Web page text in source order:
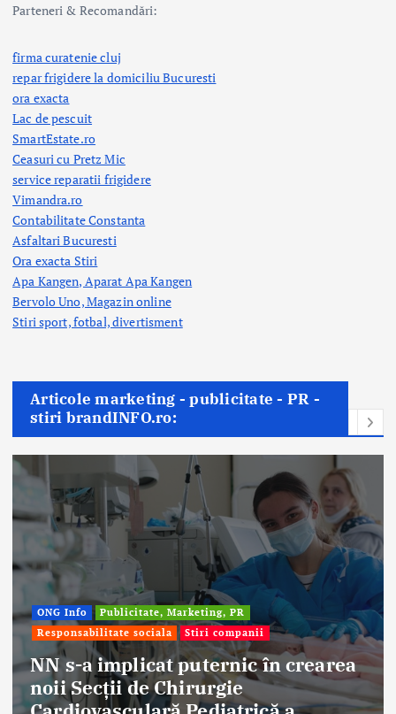
Parteneri & Recomandări:
firma curatenie cluj
repar frigidere la domiciliu Bucuresti
ora exacta
Lac de pescuit
SmartEstate.ro
Ceasuri cu Pretz Mic
service reparatii frigidere
Vimandra.ro
Contabilitate Constanta
Asfaltari Bucuresti
Ora exacta Stiri
Apa Kangen, Aparat Apa Kangen
Bervolo Uno, Magazin online
Stiri sport, fotbal,divertisment
Articole marketing - publicitate - PR -
stiri brandINFO.ro:
ONG Info
Publicitate, Marketing, PR
Responsabilitate sociala
Stiri companii
NN s-a implicat puternic în crearea
noii Secții de Chirurgie